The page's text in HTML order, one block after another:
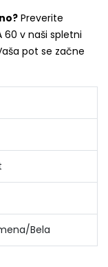
Preverite
60 v naši spletni
pot se začne
Bela